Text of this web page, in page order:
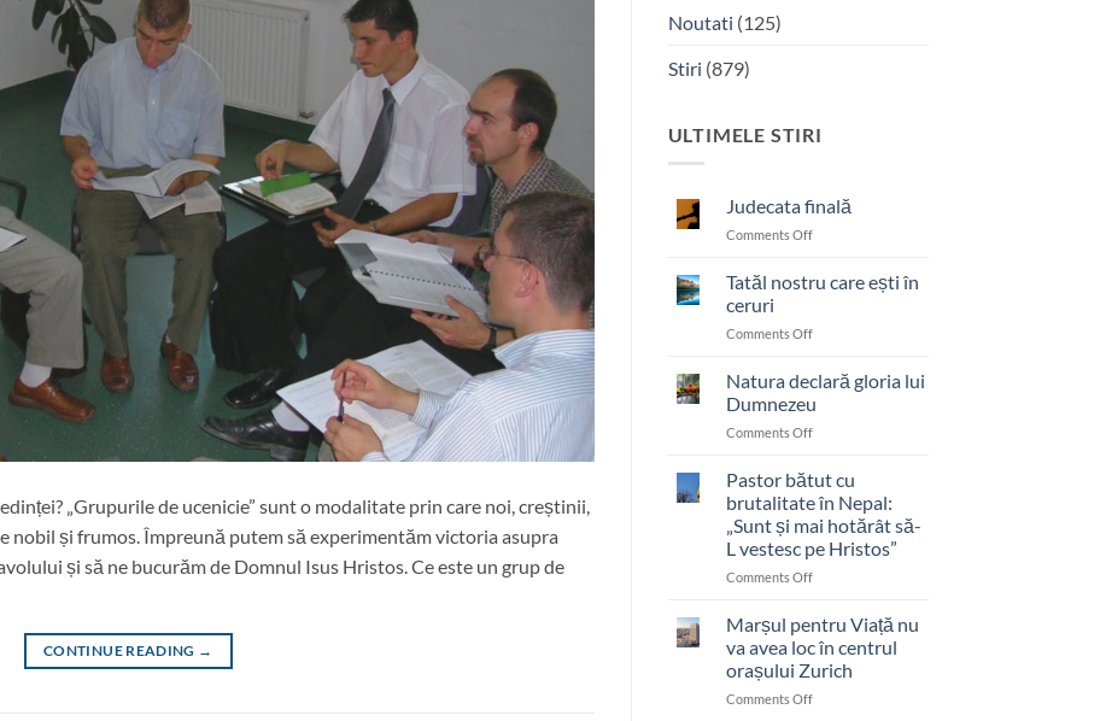
„Grupurile de ucenicie” sunt o modalitate prin care noi, creștinii,
nobil și frumos. Împreună putem să experimentăm victoria asupra
și să ne bucurăm de Domnul Isus Hristos. Ce este un grup de
CONTINUE READING →
Noutati (125)
Stiri (879)
ULTIMELE STIRI
Judecata finală
Comments Offon
Tatăl nostru care ești în
ceruri
Comments Offon
nostru
care
ești
în
Natura declară gloria lui
Dumnezeu
Comments Offon
declară
gloria
lui
Dumnezeu
Pastor bătut cu
brutalitate în Nepal:
„Sunt și mai hotărât să-
L vestesc pe Hristos”
Comments Offon
bătut
cu
brutalitate
în
Nepal:
Marșul pentru Viață nu
va avea loc în centrul
orașului Zurich
Comments Offon